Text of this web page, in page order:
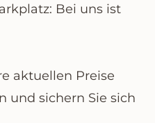
Bei uns ist
aktuellen Preise
und sichern Sie sich